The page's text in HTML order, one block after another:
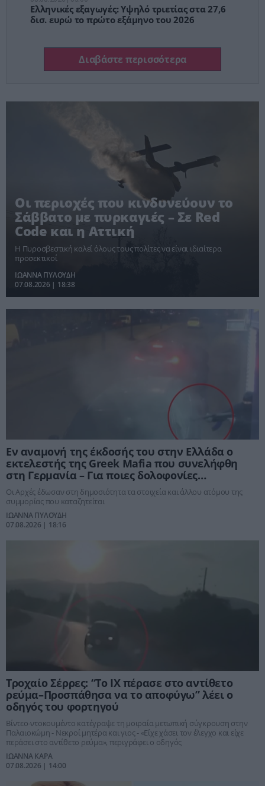
Ελληνικές εξαγωγές: Υψηλό τριετίας στα 27,6
δισ. ευρώ το πρώτο εξάμηνο του 2026
Διαβάστε περισσότερα
Οι περιοχές που κινδυνεύουν το
Σάββατο με πυρκαγιές – Σε Red
Code και η Αττική
Η Πυροσβεστική καλεί όλους τους πολίτες να είναι ιδιαίτερα
προσεκτικοί
ΙΩΑΝΝΑ ΠΥΛΟΥΔΗ
07.08.2026 | 18:38
Εν αναμονή της έκδοσής του στην Ελλάδα ο
εκτελεστής της Greek Mafia που συνελήφθη
στη Γερμανία – Για ποιες δολοφονίες
κατηγορείται
Οι Αρχές έδωσαν στη δημοσιότητα τα στοιχεία και άλλου ατόμου της
συμμορίας που καταζητείται
ΙΩΑΝΝΑ ΠΥΛΟΥΔΗ
07.08.2026 | 18:16
Τροχαίο Σέρρες: “Το ΙΧ πέρασε στο αντίθετο
ρεύμα–Προσπάθησα να το αποφύγω” λέει ο
οδηγός του φορτηγού
Βίντεο-ντοκουμέντο κατέγραψε τη μοιραία μετωπική σύγκρουση στην
Παλαιοκώμη - Νεκροί μητέρα και γιος - «Είχε χάσει τον έλεγχο και είχε
περάσει στο αντίθετο ρεύμα», περιγράφει ο οδηγός
ΙΩΑΝΝΑ ΚΑΡΑ
07.08.2026 | 14:00